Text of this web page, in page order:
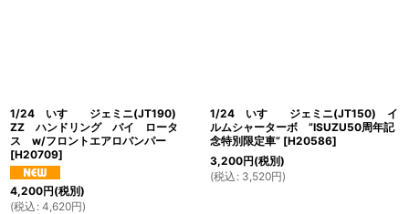
1/24 いすゞ ジェミニ(JT190)
ZZ ハンドリング バイ ロータ
ス w/フロントエアロバンパー
[H20709]
4,200円(税別)
(税込 : 4,620円)
1/24 いすゞ ジェミニ(JT150) イ
ルムシャーターボ ”ISUZU50周年記
念特別限定車” [H20586]
3,200円(税別)
(税込 : 3,520円)